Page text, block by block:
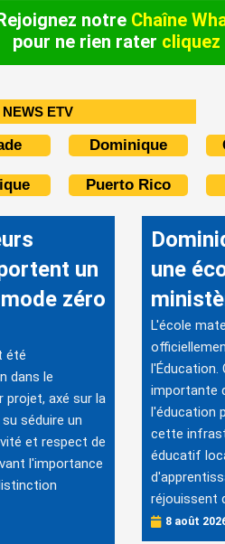
notre Chaîne
pour ne rien rater cliquez
ETV
Dominique
Puerto Rico
un
zéro
été
dans le
projet, axé sur la
séduire un
et respect de
l'importance
une
L'école
l'Éducation.
importante
l'éducation
cette
éducatif
réjouissent
8 août